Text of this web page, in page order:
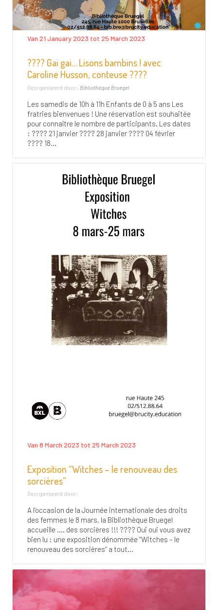
Van 21 January 2023 tot 25 March 2023
???? Gai gai… Lisons bambins ! avec
Caroline Husson, conteuse ????
Georganiseerd door : Bibliothèque Bruegel
Les samedis de 10h à 11h Enfants de 0 à 5 ans Les
fratries bienvenues ! Une réservation est souhaitée
pour connaître le nombre de participants. Les dates
: ???? 21 janvier ???? 28 janvier ???? 04 février
???? 18...
Van 8 March 2023 tot 25 March 2023
Exposition “Witches – le renouveau des
sorcières”
Georganiseerd door :
A l’occasion de la Journée internationale des droits
des femmes le 8 mars, la Bibliothèque Bruegel
accueille …. des sorcières !!! ???? Oui oui vous avez
bien lu : une exposition dénommée “Witches – le
renouveau des sorcières” a tout...